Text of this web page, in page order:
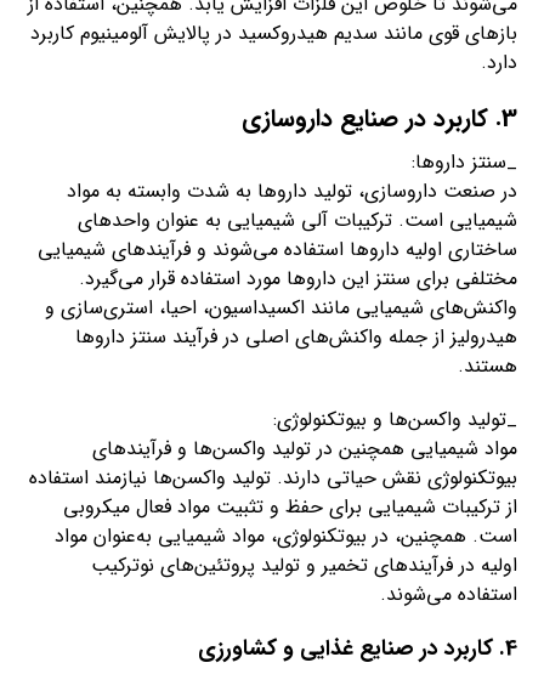
باز‌های قوی مانند سدیم هیدروکسید در پالایش آلومینیوم کاربرد
دارد.
3. کاربرد در صنایع داروسازی
_سنتز داروها:
در صنعت داروسازی، تولید داروها به شدت وابسته به مواد
شیمیایی است. ترکیبات آلی شیمیایی به عنوان واحدهای
ساختاری اولیه داروها استفاده می‌شوند و فرآیندهای شیمیایی
مختلفی برای سنتز این داروها مورد استفاده قرار می‌گیرد.
واکنش‌های شیمیایی مانند اکسیداسیون، احیا، استری‌سازی و
هیدرولیز از جمله واکنش‌های اصلی در فرآیند سنتز داروها
هستند.
_تولید واکسن‌ها و بیوتکنولوژی:
مواد شیمیایی همچنین در تولید واکسن‌ها و فرآیندهای
بیوتکنولوژی نقش حیاتی دارند. تولید واکسن‌ها نیازمند استفاده
از ترکیبات شیمیایی برای حفظ و تثبیت مواد فعال میکروبی
است. همچنین، در بیوتکنولوژی، مواد شیمیایی به‌عنوان مواد
اولیه در فرآیندهای تخمیر و تولید پروتئین‌های نوترکیب
استفاده می‌شوند.
4. کاربرد در صنایع غذایی و کشاورزی